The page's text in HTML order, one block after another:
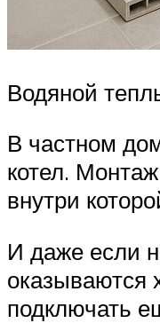
Водяной
В частном
котел.
внутри
И даже если
оказываются
подключать